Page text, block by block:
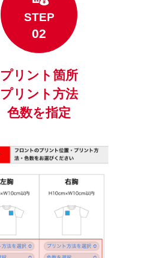
STEP
プリント箇所
プリント方法
色数を指定